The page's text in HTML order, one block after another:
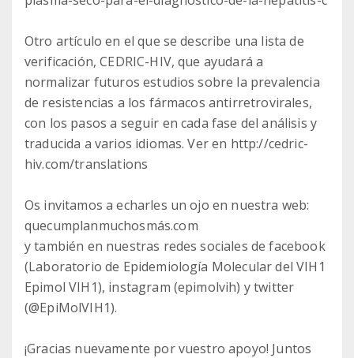
Otro artículo en el que se describe una lista de
verificación, CEDRIC-HIV, que ayudará a
normalizar futuros estudios sobre la prevalencia
de resistencias a los fármacos antirretrovirales,
con los pasos a seguir en cada fase del análisis y
traducida a varios idiomas. Ver en http://cedric-
hiv.com/translations
Os invitamos a echarles un ojo en nuestra web:
quecumplanmuchosmás.com
y también en nuestras redes sociales de facebook
(Laboratorio de Epidemiología Molecular del VIH1
Epimol VIH1), instagram (epimolvih) y twitter
(@EpiMolVIH1).
¡Gracias nuevamente por vuestro apoyo! Juntos